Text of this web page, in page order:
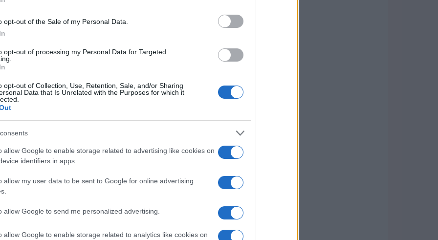
opt-out of the Sale of my Personal Data.
opt-out of processing my Personal Data for Targeted
opt-out of Collection, Use, Retention, Sale, and/or Sharing
Data that Is Unrelated with the Purposes for which it
allow Google to enable storage related to advertising like cookies on
identifiers in apps.
allow my user data to be sent to Google for online advertising
allow Google to send me personalized advertising.
allow Google to enable storage related to analytics like cookies on
una piccola borsa rigida, decorata con la
non è solo un gioco di parole, ma
individualità attraverso lo stile.
possa trascendere il suo uso
e stile. I designer hanno presentato
con tessuti leggeri e dettagli raffinati,
alla casa in un elemento versatile per il